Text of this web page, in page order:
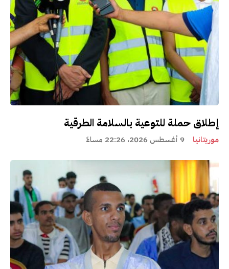
إطلاق حملة للتوعية بالسلامة الطرقية
موريتانيا 9 أغسطس 2026، 22:26 مساءً